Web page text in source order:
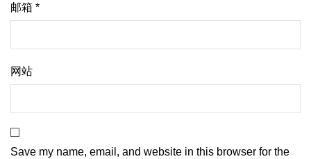
邮箱 *
网站
Save my name, email, and website in this browser for the